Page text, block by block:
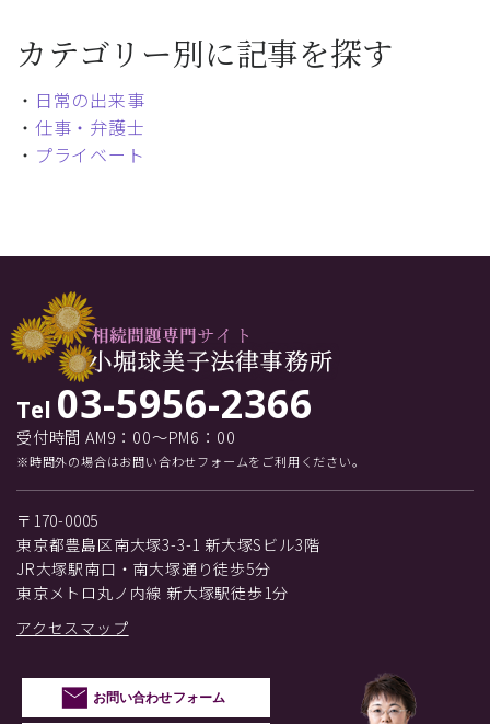
カテゴリー別に記事を探す
・ 日常の出来事
・ 仕事・弁護士
・ プライベート
Tel 03-5956-2366
受付時間 AM9：00～PM6：00
※時間外の場合はお問い合わせフォームをご利用ください。
〒170-0005
東京都豊島区南大塚3-3-1 新大塚Sビル3階
JR大塚駅南口・南大塚通り徒歩5分
東京メトロ丸ノ内線 新大塚駅徒歩1分
アクセスマップ
お問い合わせフォーム